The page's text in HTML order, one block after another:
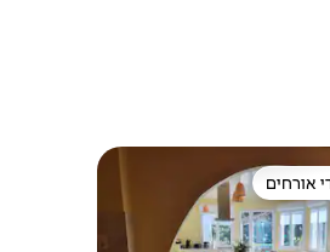
מועדפים על ידי אורחים
אורחים